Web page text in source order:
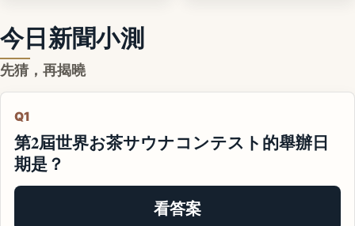
今日新聞小測
先猜，再揭曉
Q1
第2屆世界お茶サウナコンテスト的舉辦日
期是？
看答案